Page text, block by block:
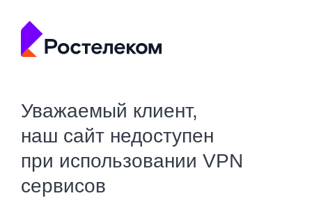
Уважаемый клиент,
наш сайт недоступен
при использовании VPN
сервисов